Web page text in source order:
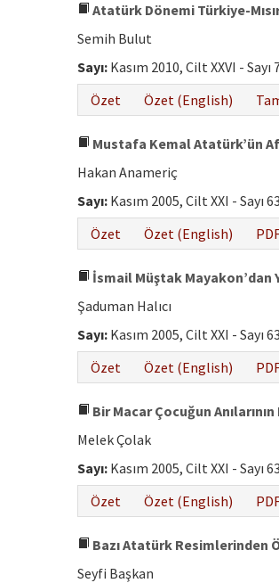
Atatürk Dönemi Türkiye-
Semih Bulut
Sayı: Kasım 2010, Cilt XXVI - Sayı
Özet
Özet (English)
Mustafa Kemal Atatürk’ün
Hakan Anameriç
Sayı: Kasım 2005, Cilt XXI - Sayı 63
Özet
Özet (English)
İsmail Müştak Mayakon’dan
Şaduman Halıcı
Sayı: Kasım 2005, Cilt XXI - Sayı 63
Özet
Özet (English)
Bir Macar Çocuğun
Melek Çolak
Sayı: Kasım 2005, Cilt XXI - Sayı 63
Özet
Özet (English)
Bazı Atatürk Resimlerinden
Seyfi Başkan